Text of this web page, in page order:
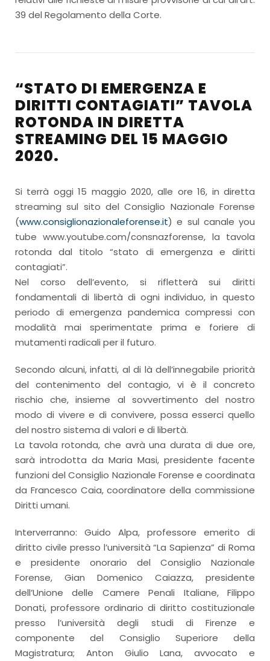
39 del Regolamento della Corte.
“STATO DI EMERGENZA E
DIRITTI CONTAGIATI” TAVOLA
ROTONDA IN DIRETTA
STREAMING DEL 15 MAGGIO
2020.
Si terrà oggi 15 maggio 2020, alle ore 16, in diretta
streaming sul sito del Consiglio Nazionale Forense
(www.consiglionazionaleforense.it) e sul canale you
tube www.youtube.com/consnazforense, la tavola
rotonda dal titolo “stato di emergenza e diritti
contagiati”.
Nel corso dell’evento, si rifletterà sui diritti
fondamentali di libertà di ogni individuo, in questo
periodo di emergenza pandemica compressi con
modalità mai sperimentate prima e foriere di
mutamenti radicali per il futuro.
Secondo alcuni, infatti, al di là dell’innegabile priorità
del contenimento del contagio, vi è il concreto
rischio che, insieme al sovvertimento del nostro
modo di vivere e di convivere, possa esserci quello
del nostro sistema di valori e di libertà.
La tavola rotonda, che avrà una durata di due ore,
sarà introdotta da Maria Masi, presidente facente
funzioni del Consiglio Nazionale Forense e coordinata
da Francesco Caia, coordinatore della commissione
Diritti umani.
Interverranno: Guido Alpa, professore emerito di
diritto civile presso l’università “La Sapienza” di Roma
e presidente onorario del Consiglio Nazionale
Forense, Gian Domenico Caiazza, presidente
dell’Unione delle Camere Penali Italiane, Filippo
Donati, professore ordinario di diritto costituzionale
presso l’università degli studi di Firenze e
componente del Consiglio Superiore della
Magistratura; Anton Giulio Lana, avvocato e